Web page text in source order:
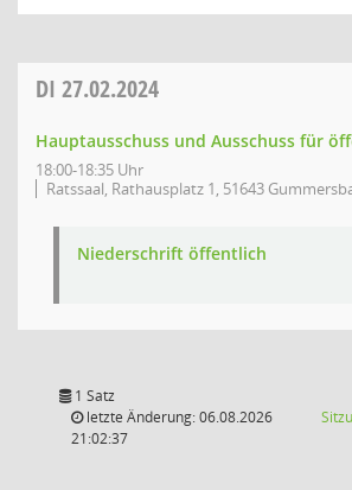
DI 27.02.2024
Hauptausschuss und Ausschuss für
18:00-18:35 Uhr
Ratssaal, Rathausplatz 1, 51643
Niederschrift öffentlich
1 Satz
letzte Änderung: 06.08.2026
21:02:37